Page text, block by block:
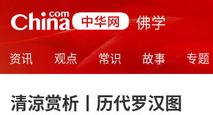
佛学
资讯 观点 常识 故事 专题
清涼赏析丨历代罗汉图